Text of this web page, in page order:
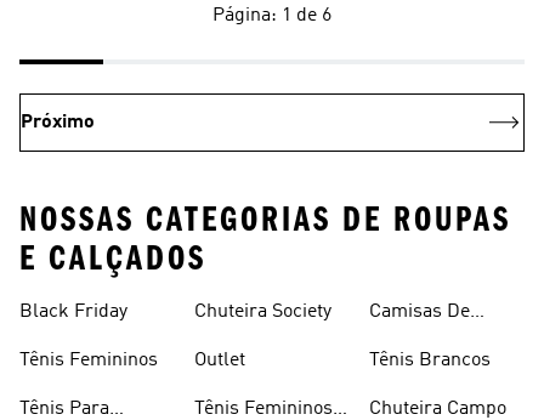
Página: 1 de 6
Próximo
NOSSAS CATEGORIAS DE ROUPAS
E CALÇADOS
Black Friday
Tênis Femininos
Tênis Para
Chuteira Society
Outlet
Tênis Femininos
Camisas De
Tênis Brancos
Chuteira Campo